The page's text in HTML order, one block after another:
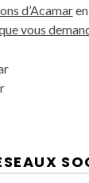
d’Acamar
vous